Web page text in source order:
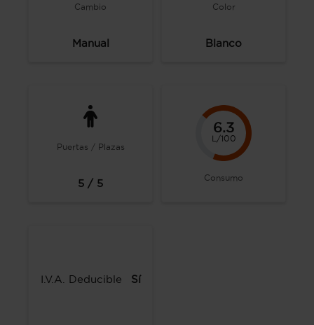
Cambio
Manual
Color
Blanco
Puertas / Plazas
5 / 5
6.3
L/100
Consumo
I.V.A. Deducible Sí